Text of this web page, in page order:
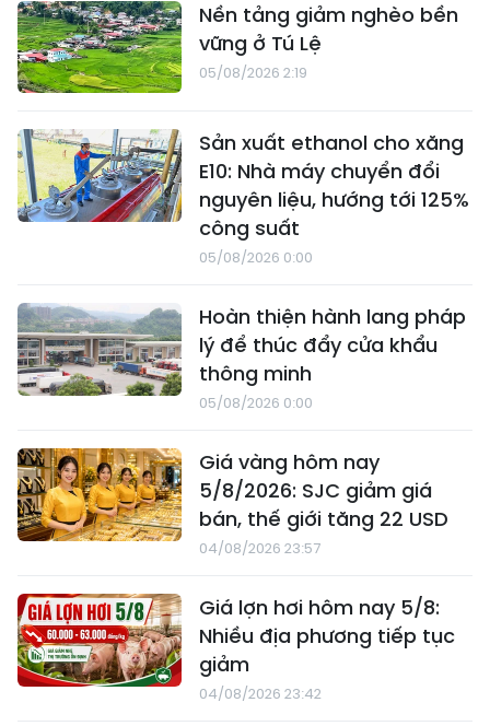
Nền tảng giảm nghèo bền
vững ở Tú Lệ
05/08/2026 2:19
Sản xuất ethanol cho xăng
E10: Nhà máy chuyển đổi
nguyên liệu, hướng tới 125%
công suất
05/08/2026 0:00
Hoàn thiện hành lang pháp
lý để thúc đẩy cửa khẩu
thông minh
05/08/2026 0:00
Giá vàng hôm nay
5/8/2026: SJC giảm giá
bán, thế giới tăng 22 USD
04/08/2026 23:57
Giá lợn hơi hôm nay 5/8:
Nhiều địa phương tiếp tục
giảm
04/08/2026 23:42